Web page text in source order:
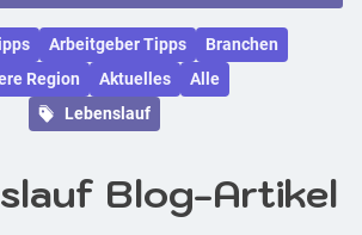
Arbeitgeber Tipps
Branchen
Region
Aktuelles
Alle
Lebenslauf
Blog-Artikel